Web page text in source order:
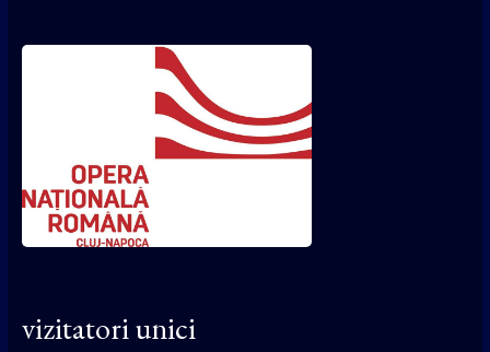
vizitatori unici